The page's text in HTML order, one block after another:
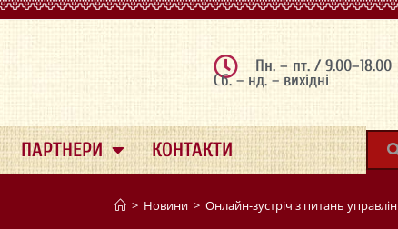
Пн. – пт. / 9.00–18.00
Сб. – нд. – вихідні
ПАРТНЕРИ КОНТАКТИ
> Новини > Онлайн-зустріч з питань